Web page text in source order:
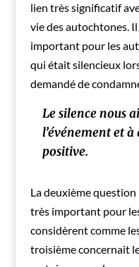
lien très significatif
vie des autochtones.
important pour les
qui était silencieux
demandé de
Le silence nous
l’événement et
positive.
La deuxième
très important pour
considèrent comme
troisième concernait